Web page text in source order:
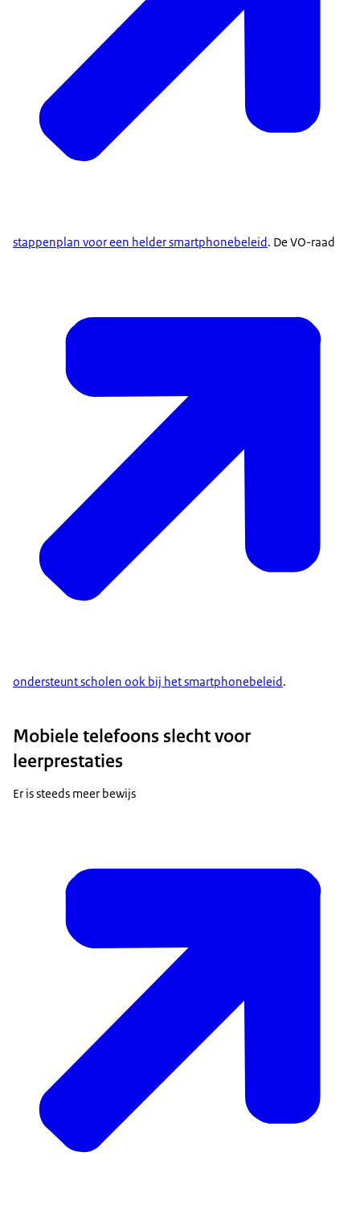
stappenplan voor een helder smartphonebeleid. De VO-raad
ondersteunt scholen ook bij het smartphonebeleid.
Mobiele telefoons slecht voor
leerprestaties
Er is steeds meer bewijs